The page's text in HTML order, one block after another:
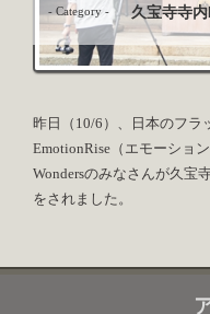
- Category - 久宝寺寺
昨日（10/6）、日本のフラ
EmotionRise（エモーショ
Wondersのみなさんが久宝
をされました。